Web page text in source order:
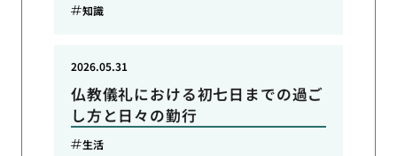
知識
仏教儀礼における初七日までの過ご
し方と日々の勤行
2026.05.31
生活